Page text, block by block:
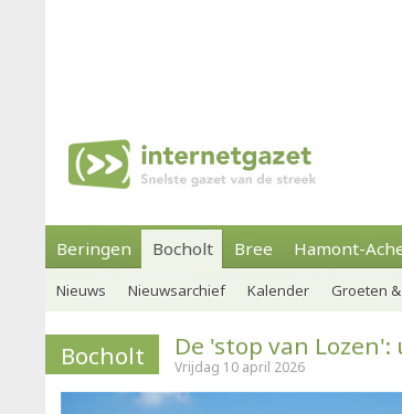
Beringen Bocholt Bree Hamont-
Nieuws Nieuwsarchief Kalender Groeten
Bocholt De 'stop van
Vrijdag 10 april 2026